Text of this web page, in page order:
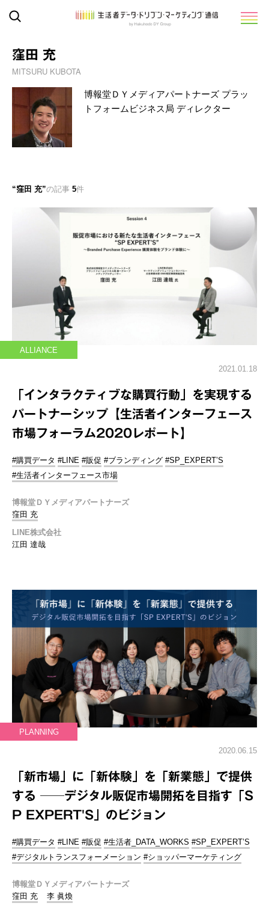
窪田 充
MITSURU KUBOTA
博報堂ＤＹメディアパートナーズ プラッ
トフォームビジネス局 ディレクター
窪田 充 の記事 5件
ALLIANCE
2021.01.18
「インタラクティブな購買行動」を実現する
パートナーシップ【生活者インターフェース
市場フォーラム2020レポート】
#購買データ #LINE #販促 #ブランディング #SP_EXPERT’S
#生活者インターフェース市場
博報堂ＤＹメディアパートナーズ
窪田 充
LINE株式会社
江田 達哉
PLANNING
2020.06.15
「新市場」に「新体験」を「新業態」で提供
する ──デジタル販促市場開拓を目指す「S
P EXPERT'S」のビジョン
#購買データ #LINE #販促 #生活者_DATA_WORKS #SP_EXPERT’S
#デジタルトランスフォーメーション #ショッパーマーケティング
博報堂ＤＹメディアパートナーズ
窪田 充
李 眞煥